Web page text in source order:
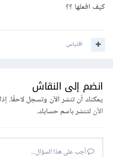
كيف افعلها ؟؟
اقتباس
انضم إلى النقاش
يمكنك أن تنشر الآن وتسجل لاحقًا.
الآنلتنشر باسم حسابك.
أجب على هذا السؤال...